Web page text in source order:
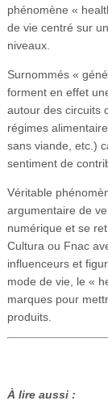
phénomène «
de vie centré sur
niveaux.
Surnommés «
forment en effet
autour des circuits
régimes
sans viande, etc.)
sentiment de
Véritable
argumentaire de
numérique et se
Cultura ou Fnac
influenceurs et
mode de vie, le «
marques pour
produits.
À lire aussi :